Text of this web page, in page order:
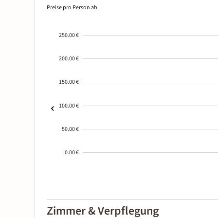
Preise pro Person ab
250.00 €
200.00 €
150.00 €
100.00 €
50.00 €
0.00 €
01-02
Zimmer & Verpflegung